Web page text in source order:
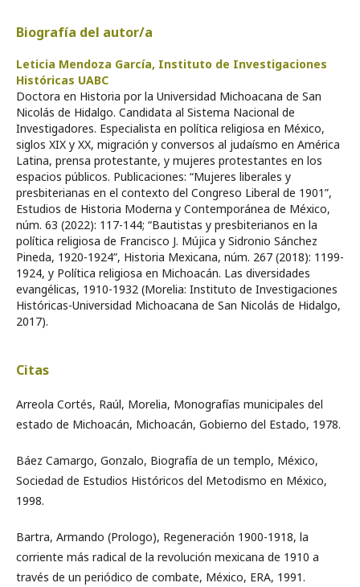
Biografía del autor/a
Leticia Mendoza García, Instituto de Investigaciones
Históricas UABC
Doctora en Historia por la Universidad Michoacana de San
Nicolás de Hidalgo. Candidata al Sistema Nacional de
Investigadores. Especialista en política religiosa en México,
siglos XIX y XX, migración y conversos al judaísmo en América
Latina, prensa protestante, y mujeres protestantes en los
espacios públicos. Publicaciones: “Mujeres liberales y
presbiterianas en el contexto del Congreso Liberal de 1901”,
Estudios de Historia Moderna y Contemporánea de México,
núm. 63 (2022): 117-144; “Bautistas y presbiterianos en la
política religiosa de Francisco J. Mújica y Sidronio Sánchez
Pineda, 1920-1924”, Historia Mexicana, núm. 267 (2018): 1199-
1924, y Política religiosa en Michoacán. Las diversidades
evangélicas, 1910-1932 (Morelia: Instituto de Investigaciones
Históricas-Universidad Michoacana de San Nicolás de Hidalgo,
2017).
Citas
Arreola Cortés, Raúl, Morelia, Monografías municipales del
estado de Michoacán, Michoacán, Gobierno del Estado, 1978.
Báez Camargo, Gonzalo, Biografía de un templo, México,
Sociedad de Estudios Históricos del Metodismo en México,
1998.
Bartra, Armando (Prologo), Regeneración 1900-1918, la
corriente más radical de la revolución mexicana de 1910 a
través de un periódico de combate, México, ERA, 1991.